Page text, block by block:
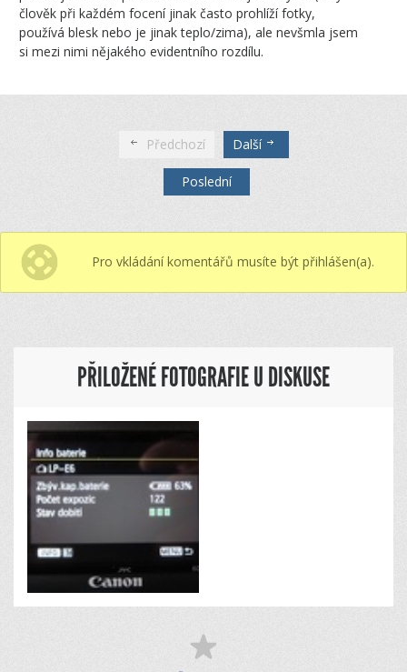
člověk při každém focení jinak často prohlíží fotky,
používá blesk nebo je jinak teplo/zima), ale nevšmla jsem
si mezi nimi nějakého evidentního rozdílu.
Předchozí Další
Poslední
Pro vkládání komentářů musíte být přihlášen(a).
PŘILOŽENÉ FOTOGRAFIE U DISKUSE